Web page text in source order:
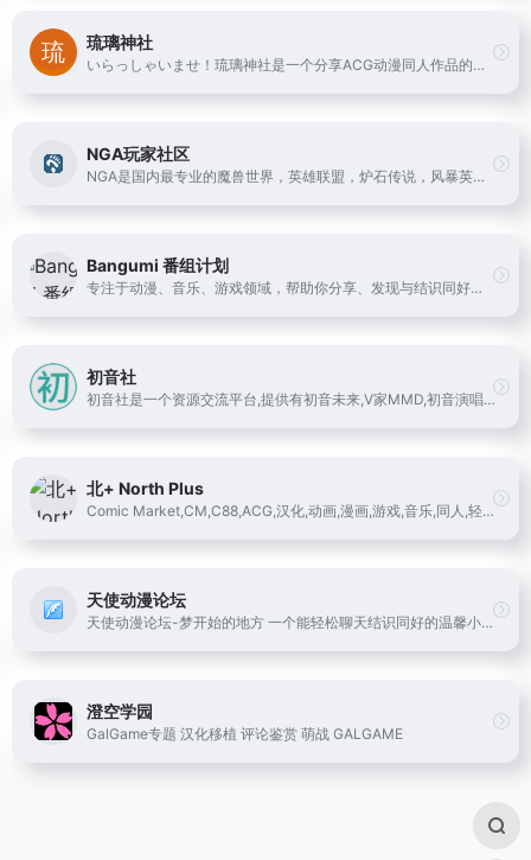
琉璃神社
いらっしゃいませ！琉璃神社是一个分享ACG动漫同人作品的有爱社团,在这里你能找到很多欢乐。
NGA玩家社区
NGA是国内最专业的魔兽世界，英雄联盟，炉石传说，风暴英雄，暗黑破坏神3(D3)游戏攻略讨论，以及其他热门游戏玩家社区。
Bangumi 番组计划
专注于动漫、音乐、游戏领域，帮助你分享、发现与结识同好的ACG网络
初音社
初音社是一个资源交流平台,提供有初音未来,V家MMD,初音演唱会, 动漫图片, 二次元音乐,游戏等相关资源, 欢迎大家在这里分享和交换资源情报,
北+ North Plus
Comic Market,CM,C88,ACG,汉化,动画,漫画,游戏,音乐,同人,轻小说,東方
天使动漫论坛
天使动漫论坛-梦开始的地方 一个能轻松聊天结识同好的温馨小论坛 Angel Beats|TSDM字幕组|天使动漫网
澄空学园
GalGame专题 汉化移植 评论鉴赏 萌战 GALGAME